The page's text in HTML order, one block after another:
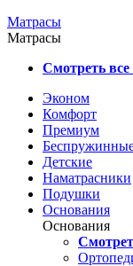
Матрасы
Матрасы
Смотреть все
Эконом
Комфорт
Премиум
Детские
Наматрасники
Подушки
Основания
Основания